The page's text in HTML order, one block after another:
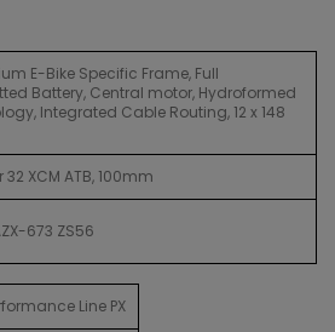
E-Bike Specific Frame, Full
Battery, Central motor, Hydroformed
Integrated Cable Routing, 12 x 148
XCM ATB, 100mm
673 ZS56
Line PX